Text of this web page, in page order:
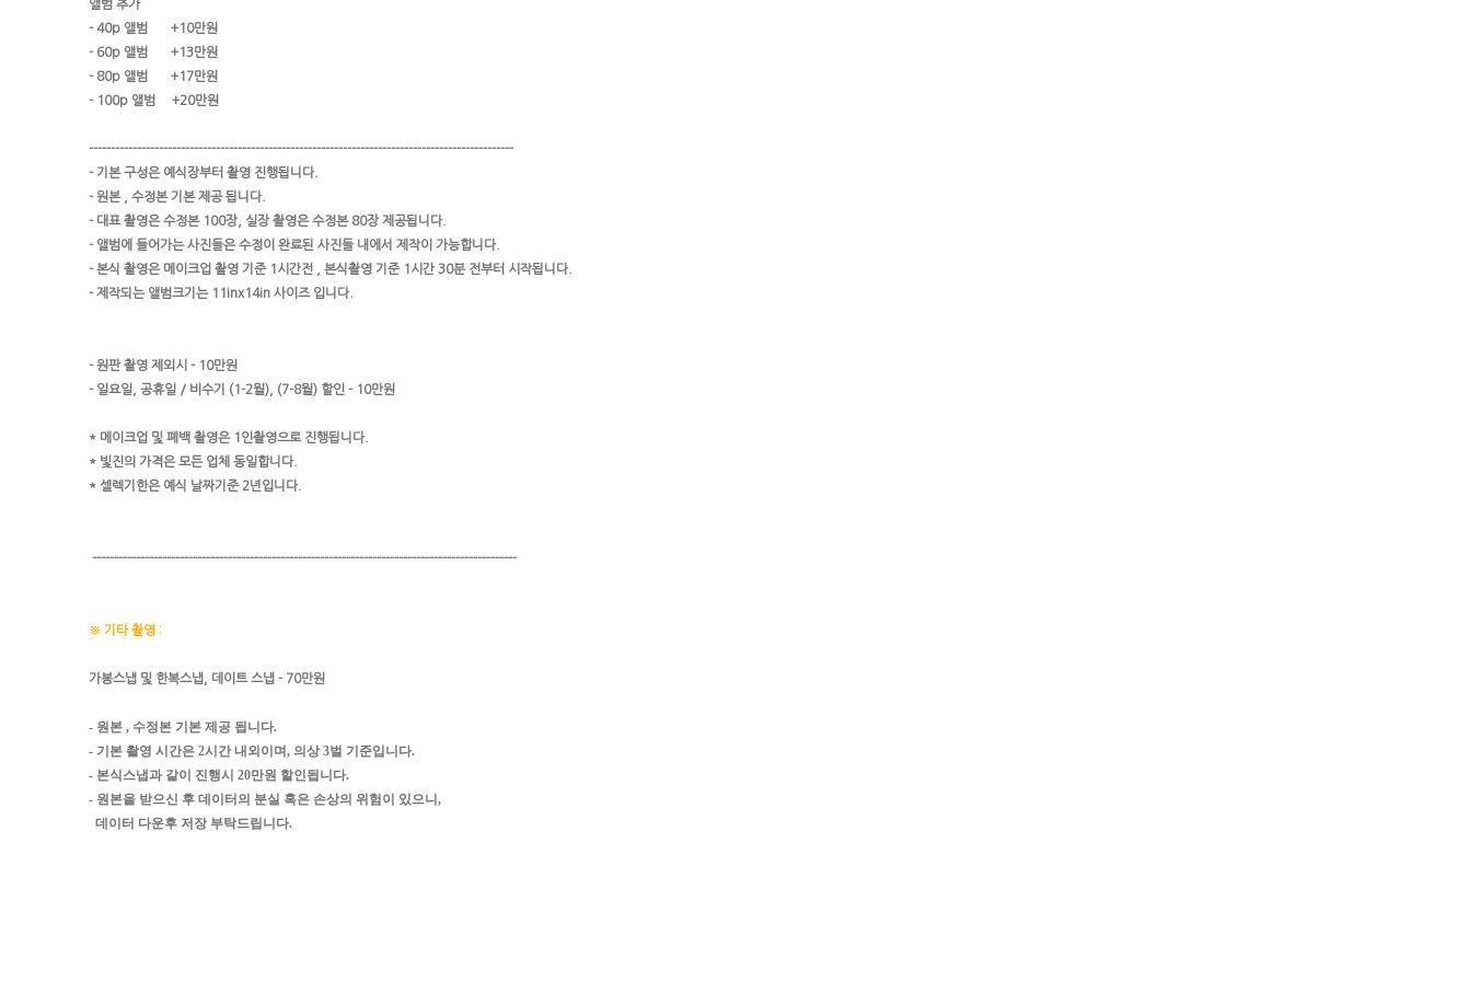
앨범 추가
- 40p 앨범 +10만원
- 60p 앨범 +13만원
- 80p 앨범 +17만원
- 100p 앨범 +20만원
-------------------------------------------------------------------------------------------------
- 기본 구성은 예식장부터 촬영 진행됩니다.
- 원본 , 수정본 기본 제공 됩니다.
- 대표 촬영은 수정본 100장, 실장 촬영은 수정본 80장 제공됩니다.
- 앨범에 들어가는 사진들은 수정이 완료된 사진들 내에서 제작이 가능합니다.
- 본식 촬영은 메이크업 촬영 기준 1시간전 , 본식촬영 기준 1시간 30분 전부터 시작됩니다.
- 제작되는 앨범크기는 11inx14in 사이즈 입니다.
- 원판 촬영 제외시 - 10만원
- 일요일, 공휴일 / 비수기 (1-2월), (7-8월) 할인 - 10만원
* 메이크업 및 폐백 촬영은 1인촬영으로 진행됩니다.
* 빛진의 가격은 모든 업체 동일합니다.
* 셀렉기한은 예식 날짜기준 2년입니다.
-------------------------------------------------------------------------------------------------
※ 기타 촬영 :
가봉스냅 및 한복스냅, 데이트 스냅 - 70만원
- 원본 , 수정본 기본 제공 됩니다.
- 기본 촬영 시간은 2시간 내외이며, 의상 3벌 기준입니다.
- 본식스냅과 같이 진행시 20만원 할인됩니다.
- 원본을 받으신 후 데이터의 분실 혹은 손상의 위험이 있으니,
데이터 다운후 저장 부탁드립니다.